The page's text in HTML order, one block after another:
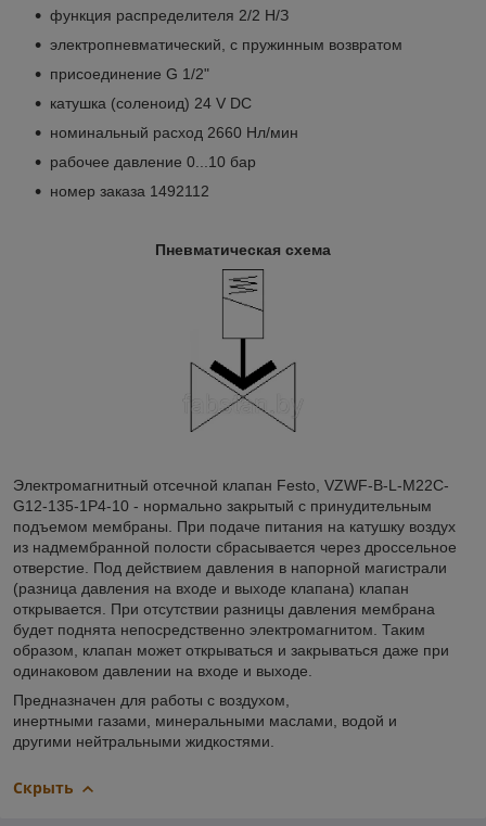
функция распределителя 2/2 Н/З
электропневматический, с пружинным возвратом
присоединение G 1/2"
катушка (соленоид) 24 V DC
номинальный расход 2660 Нл/мин
рабочее давление 0...10 бар
номер заказа 1492112
Пневматическая схема
Электромагнитный отсечной клапан Festo, VZWF-B-L-M22C-
G12-135-1P4-10 - нормально закрытый с принудительным
подъемом мембраны. При подаче питания на катушку воздух
из надмембранной полости сбрасывается через дроссельное
отверстие. Под действием давления в напорной магистрали
(разница давления на входе и выходе клапана) клапан
открывается. При отсутствии разницы давления мембрана
будет поднята непосредственно электромагнитом. Таким
образом, клапан может открываться и закрываться даже при
одинаковом давлении на входе и выходе.
Предназначен для работы с воздухом,
инертными газами, минеральными маслами, водой и
другими нейтральными жидкостями.
Скрыть